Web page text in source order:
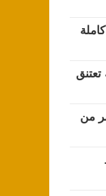
تعتنق
من